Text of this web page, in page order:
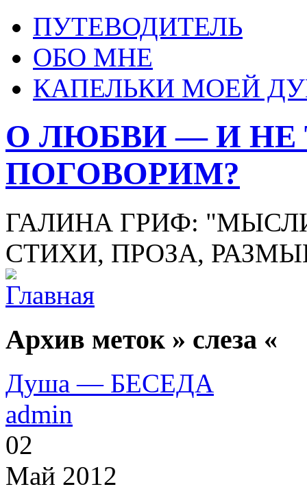
ПУТЕВОДИТЕЛЬ
ОБО МНЕ
КАПЕЛЬКИ МОЕЙ
О ЛЮБВИ — И НЕ
ПОГОВОРИМ?
ГАЛИНА ГРИФ:
СТИХИ, ПРОЗА,
Архив меток » слеза «
Душа — БЕСЕДА
admin
02
Май 2012